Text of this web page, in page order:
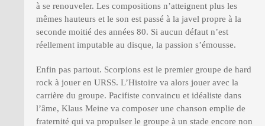
à se renouveler. Les compositions n’atteignent plus les
mêmes hauteurs et le son est passé à la javel propre à la
seconde moitié des années 80. Si aucun défaut n’est
réellement imputable au disque, la passion s’émousse.
Enfin pas partout. Scorpions est le premier groupe de hard
rock à jouer en URSS. L’Histoire va alors jouer avec la
carrière du groupe. Pacifiste convaincu et idéaliste dans
l’âme, Klaus Meine va composer une chanson emplie de
fraternité qui va propulser le groupe à un stade encore non